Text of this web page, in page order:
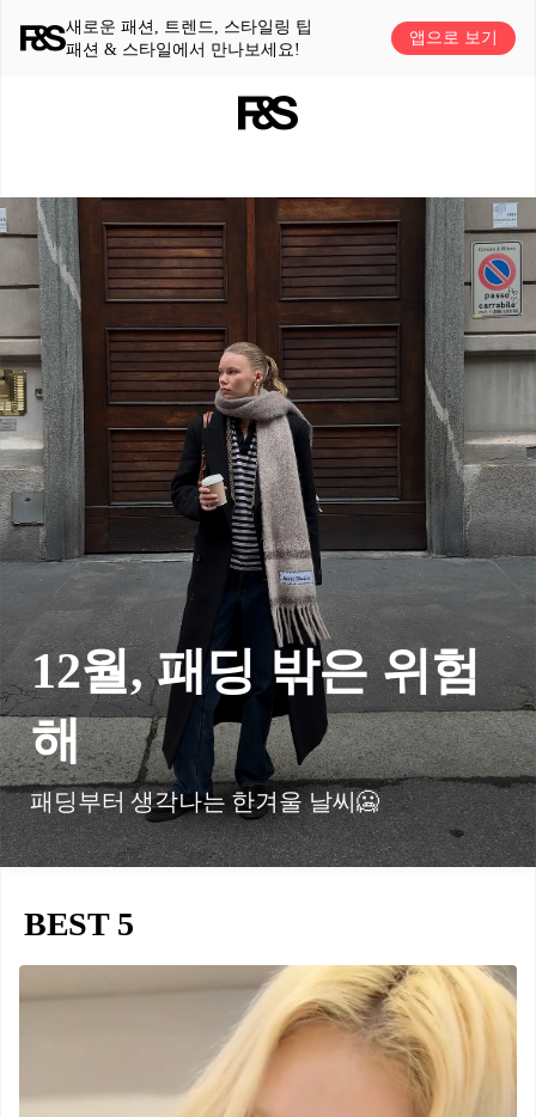
새로운 패션, 트렌드, 스타일링 팁
패션 & 스타일에서 만나보세요!
앱으로 보기
12월, 패딩 밖은 위험
해
패딩부터 생각나는 한겨울 날씨🥶
BEST 5